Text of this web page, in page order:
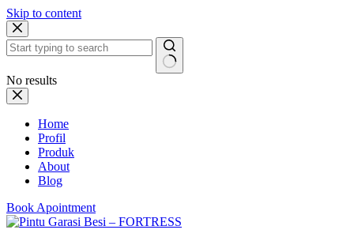
Skip to content
No results
Home
Profil
Produk
About
Blog
Book Apointment